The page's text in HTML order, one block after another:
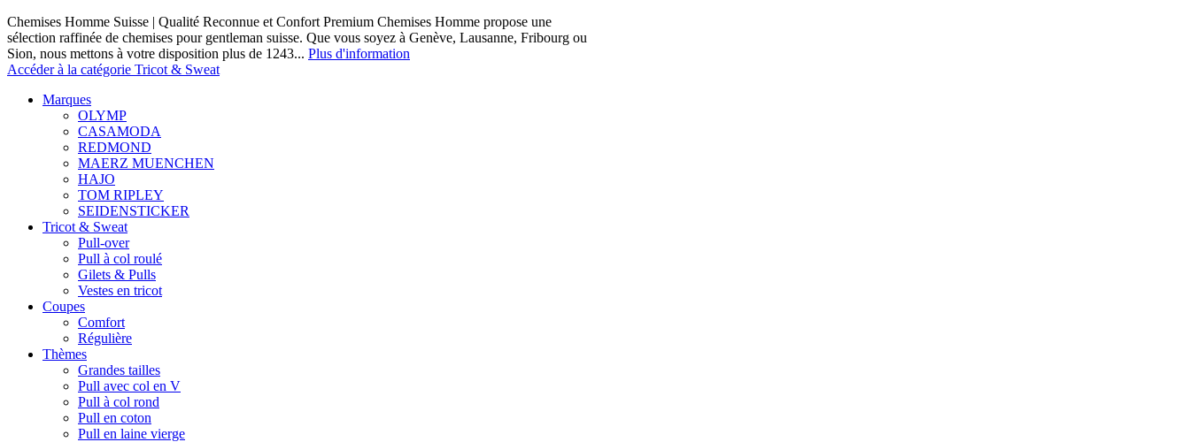
Chemises Homme Suisse | Qualité Reconnue et Confort Premium Chemises Homme propose une
sélection raffinée de chemises pour gentleman suisse. Que vous soyez à Genève, Lausanne, Fribourg ou
Sion, nous mettons à votre disposition plus de 1243... Plus d'information
Accéder à la catégorie Tricot & Sweat
Marques
OLYMP
CASAMODA
REDMOND
MAERZ MUENCHEN
HAJO
TOM RIPLEY
SEIDENSTICKER
Tricot & Sweat
Pull-over
Pull à col roulé
Gilets & Pulls
Vestes en tricot
Coupes
Comfort
Régulière
Thèmes
Grandes tailles
Pull avec col en V
Pull à col rond
Pull en coton
Pull en laine vierge